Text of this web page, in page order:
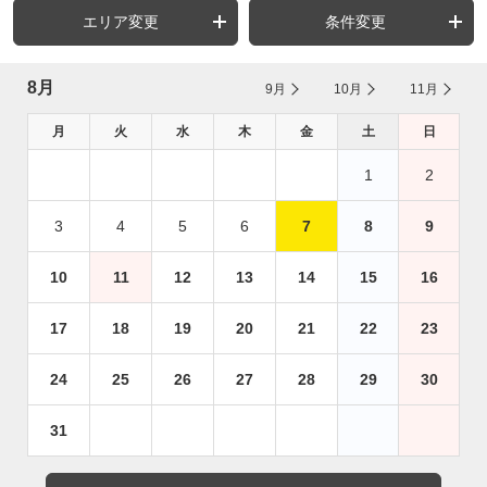
エリア変更 条件変更
8月 9月 10月 11月
月 火 水 木 金 土 日
1 2
3 4 5 6 7 8 9
10 11 12 13 14 15 16
17 18 19 20 21 22 23
24 25 26 27 28 29 30
31